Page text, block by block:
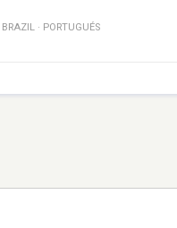
BRAZIL · PORTUGUÉS